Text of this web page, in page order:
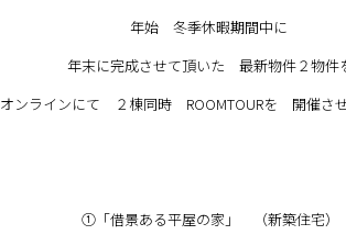
年始 冬季休暇期間中に
年末に完成させて頂いた 最新物件２物件
オンラインにて ２棟同時 ROOMTOURを 開催さ
①「借景ある平屋の家」 （新築住宅）